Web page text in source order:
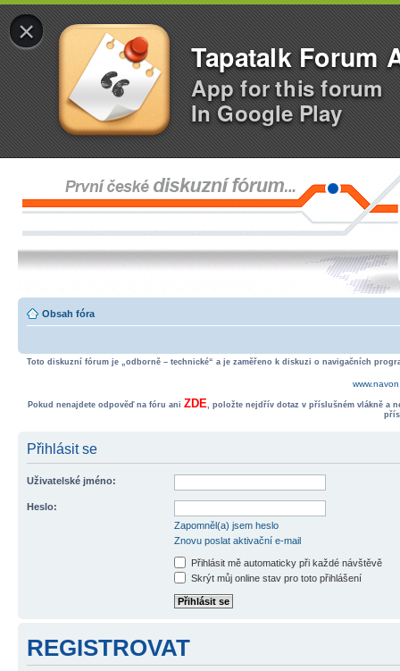
×
Tapatalk Forum
App for this forum
In Google Play
Obsah fóra
Toto diskuzní fórum je „odborně – technické“ a je zaměřeno k diskuzi o navigačních
Pokud nenajdete odpověď na fóru ani ZDE, položte nejdřív dotaz v příslušném vlákně a
Přihlásit se
Uživatelské jméno:
Heslo:
Zapomněl(a) jsem heslo
Znovu poslat aktivační e-mail
Přihlásit mě automaticky při každé návštěvě
Skrýt můj online stav pro toto přihlášení
REGISTROVAT